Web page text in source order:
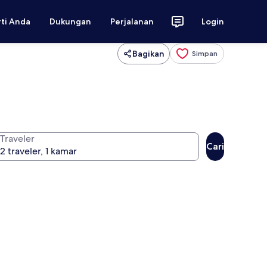
Anda Dukungan Perjalanan Login
Bagikan Simpan
Traveler
Cari